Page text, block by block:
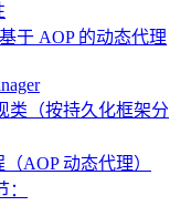
于 AOP 的动态代理
类（按持久化框架分
AOP 动态代理）